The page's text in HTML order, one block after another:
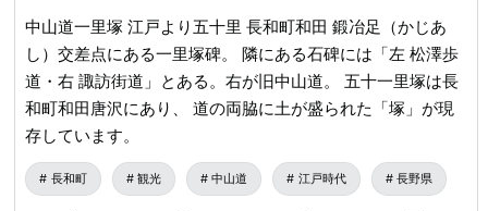
中山道一里塚 江戸より五十里 長和町和田 鍛冶足（かじあ
し）交差点にある一里塚碑。 隣にある石碑には「左 松澤歩
道・右 諏訪街道」とある。右が旧中山道。 五十一里塚は長
和町和田唐沢にあり、 道の両脇に土が盛られた「塚」が現
存しています。
長和町 観光 中山道 江戸時代 長野県